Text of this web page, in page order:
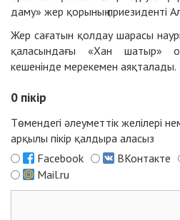
даму» жер қорының приезиденті
Жер сағатын қолдау шарасы
қаласындағы «Хан шатыр»
кешенінде мерекемен аяқталады.
0 пікір
Төмендегі әлеуметтік желілері
арқылы пікір қалдыра аласыз
Facebook
ВКонтакте
Mail.ru